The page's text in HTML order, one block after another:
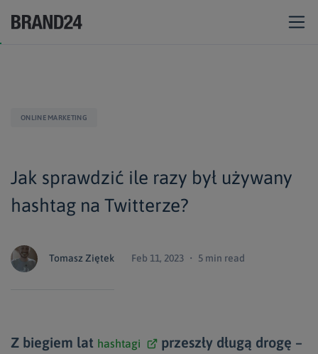
ONLINE MARKETING
Jak sprawdzić ile razy był używany
hashtag na Twitterze?
Tomasz Ziętek Feb 11, 2023 ・ 5 min read
Z biegiem lat hashtagi
przeszły długą drogę –